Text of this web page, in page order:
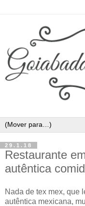
29.1.18
Restaurante
autêntica
Nada de tex mex, que
autêntica mexicana,